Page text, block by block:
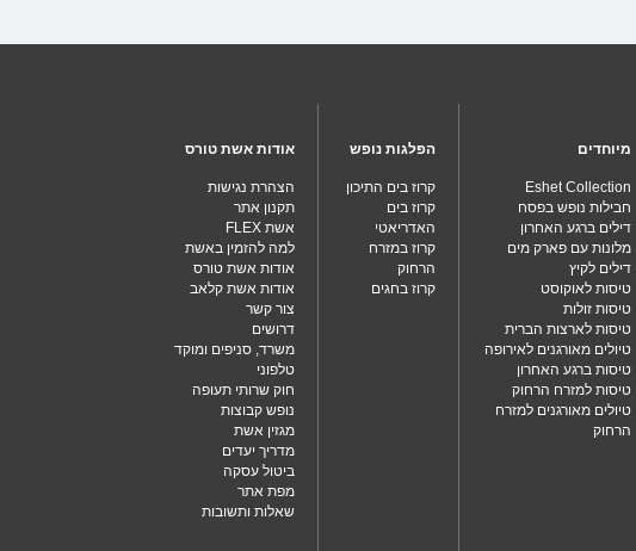
מיוחדים
Eshet Collection
חבילות נופש בפסח
דילים ברגע האחרון
מלונות עם פארק מים
דילים לקיץ
טיסות לאוקוסט
טיסות זולות
טיסות לארצות הברית
טיולים מאורגנים לאירופה
טיסות ברגע האחרון
טיסות למזרח הרחוק
טיולים מאורגנים למזרח
הרחוק
הפלגות נופש
קרוז בים התיכון
קרוז בים
האדריאטי
קרוז במזרח
הרחוק
קרוז בחגים
אודות אשת טורס
הצהרת נגישות
תקנון אתר
אשת FLEX
למה להזמין באשת
אודות אשת טורס
אודות אשת קלאב
צור קשר
דרושים
משרד, סניפים ומוקד
טלפוני
חוק שרותי תעופה
נופש קבוצות
מגזין אשת
מדריך יעדים
ביטול עסקה
מפת אתר
שאלות ותשובות